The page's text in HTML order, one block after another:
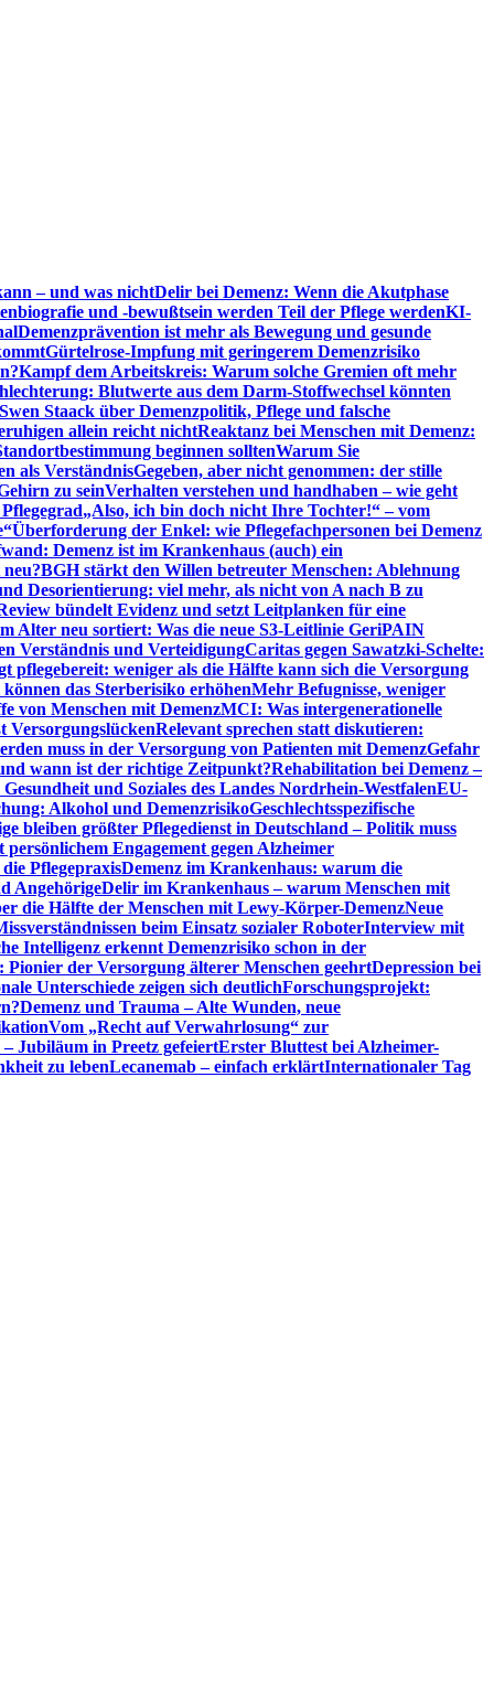
– und was nichtDelir bei Demenz: Wenn die Akutphase
und -bewußtsein werden Teil der Pflege werdenKI-
Demenzprävention ist mehr als Bewegung und gesunde
Gürtelrose-Impfung mit geringerem Demenzrisiko
Kampf dem Arbeitskreis: Warum solche Gremien oft mehr
Blutwerte aus dem Darm-Stoffwechsel könnten
Swen Staack über Demenzpolitik, Pflege und falsche
allein reicht nichtReaktanz bei Menschen mit Demenz:
beginnen solltenWarum Sie
als VerständnisGegeben, aber nicht genommen: der stille
zu seinVerhalten verstehen und handhaben – wie geht
„Also, ich bin doch nicht Ihre Tochter!“ – vom
Überforderung der Enkel: wie Pflegefachpersonen bei Demenz
Demenz ist im Krankenhaus (auch) ein
BGH stärkt den Willen betreuter Menschen: Ablehnung
Desorientierung: viel mehr, als nicht von A nach B zu
bündelt Evidenz und setzt Leitplanken für eine
Alter neu sortiert: Was die neue S3-Leitlinie GeriPAIN
Verständnis und VerteidigungCaritas gegen Sawatzki-Schelte:
pflegebereit: weniger als die Hälfte kann sich die Versorgung
das Sterberisiko erhöhenMehr Befugnisse, weniger
von Menschen mit DemenzMCI: Was intergenerationelle
VersorgungslückenRelevant sprechen statt diskutieren:
muss in der Versorgung von Patienten mit DemenzGefahr
wann ist der richtige Zeitpunkt?Rehabilitation bei Demenz –
und Soziales des Landes Nordrhein-WestfalenEU-
Alkohol und DemenzrisikoGeschlechtsspezifische
bleiben größter Pflegedienst in Deutschland – Politik muss
Engagement gegen Alzheimer
PflegepraxisDemenz im Krankenhaus: warum die
AngehörigeDelir im Krankenhaus – warum Menschen mit
die Hälfte der Menschen mit Lewy-Körper-DemenzNeue
beim Einsatz sozialer RoboterInterview mit
Intelligenz erkennt Demenzrisiko schon in der
der Versorgung älterer Menschen geehrtDepression bei
Unterschiede zeigen sich deutlichForschungsprojekt:
Demenz und Trauma – Alte Wunden, neue
Vom „Recht auf Verwahrlosung“ zur
Jubiläum in Preetz gefeiertErster Bluttest bei Alzheimer-
zu lebenLecanemab – einfach erklärtInternationaler Tag